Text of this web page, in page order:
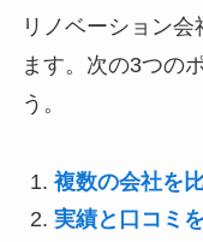
リノベーション
ます。次の3つの
う。
複数の会社を
実績と口コミ